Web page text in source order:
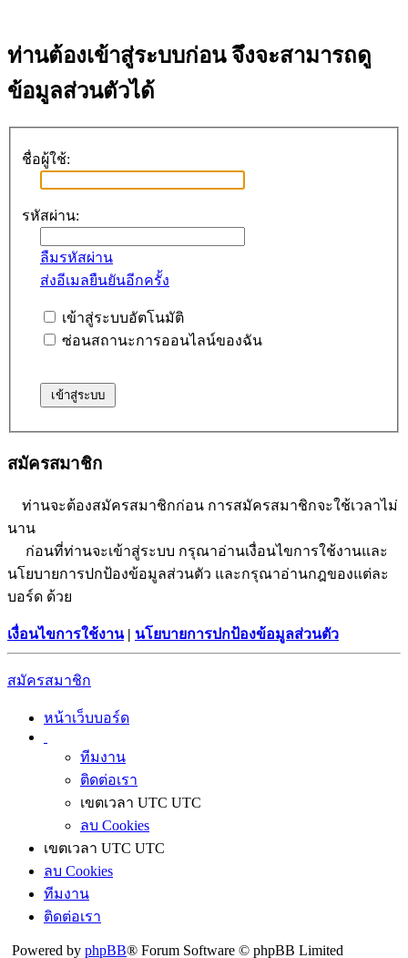
ท่านต้องเข้าสู่ระบบก่อน จึงจะสามารถดู
ข้อมูลส่วนตัวได้
ชื่อผู้ใช้:
รหัสผ่าน:
ลืมรหัสผ่าน
ส่งอีเมลยืนยันอีกครั้ง
เข้าสู่ระบบอัตโนมัติ
ซ่อนสถานะการออนไลน์ของฉัน
สมัครสมาชิก
ท่านจะต้องสมัครสมาชิกก่อน การสมัครสมาชิกจะใช้เวลาไม่
นาน
ก่อนที่ท่านจะเข้าสู่ระบบ กรุณาอ่านเงื่อนไขการใช้งานและ
นโยบายการปกป้องข้อมูลส่วนตัว และกรุณาอ่านกฎของแต่ละ
บอร์ด ด้วย
เงื่อนไขการใช้งาน| นโยบายการปกป้องข้อมูลส่วนตัว
สมัครสมาชิก
หน้าเว็บบอร์ด
ทีมงาน
ติดต่อเรา
เขตเวลา UTC UTC
ลบ Cookies
เขตเวลา UTC UTC
ลบ Cookies
ทีมงาน
ติดต่อเรา
Powered by phpBB® Forum Software © phpBB Limited